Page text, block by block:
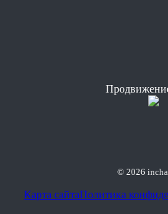
© 2026
Карта сайтаПолитика